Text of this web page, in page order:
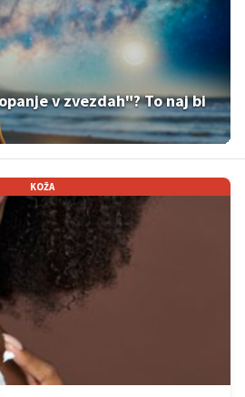
v zvezdah"? To naj bi
KOŽA